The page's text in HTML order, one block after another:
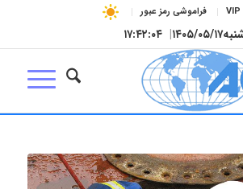
فراموشی رمز عبور
۱۴۰۵/۰۵/۱۷| ۱۷:۴۲:۰۵